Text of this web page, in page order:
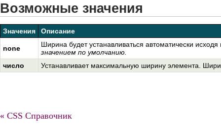
Возможные значения
Значения Описание
none
Ширина будет устанавливаться автоматически
значением по умолчанию.
число
Устанавливает максимальную ширину элемента.
« CSS Справочник